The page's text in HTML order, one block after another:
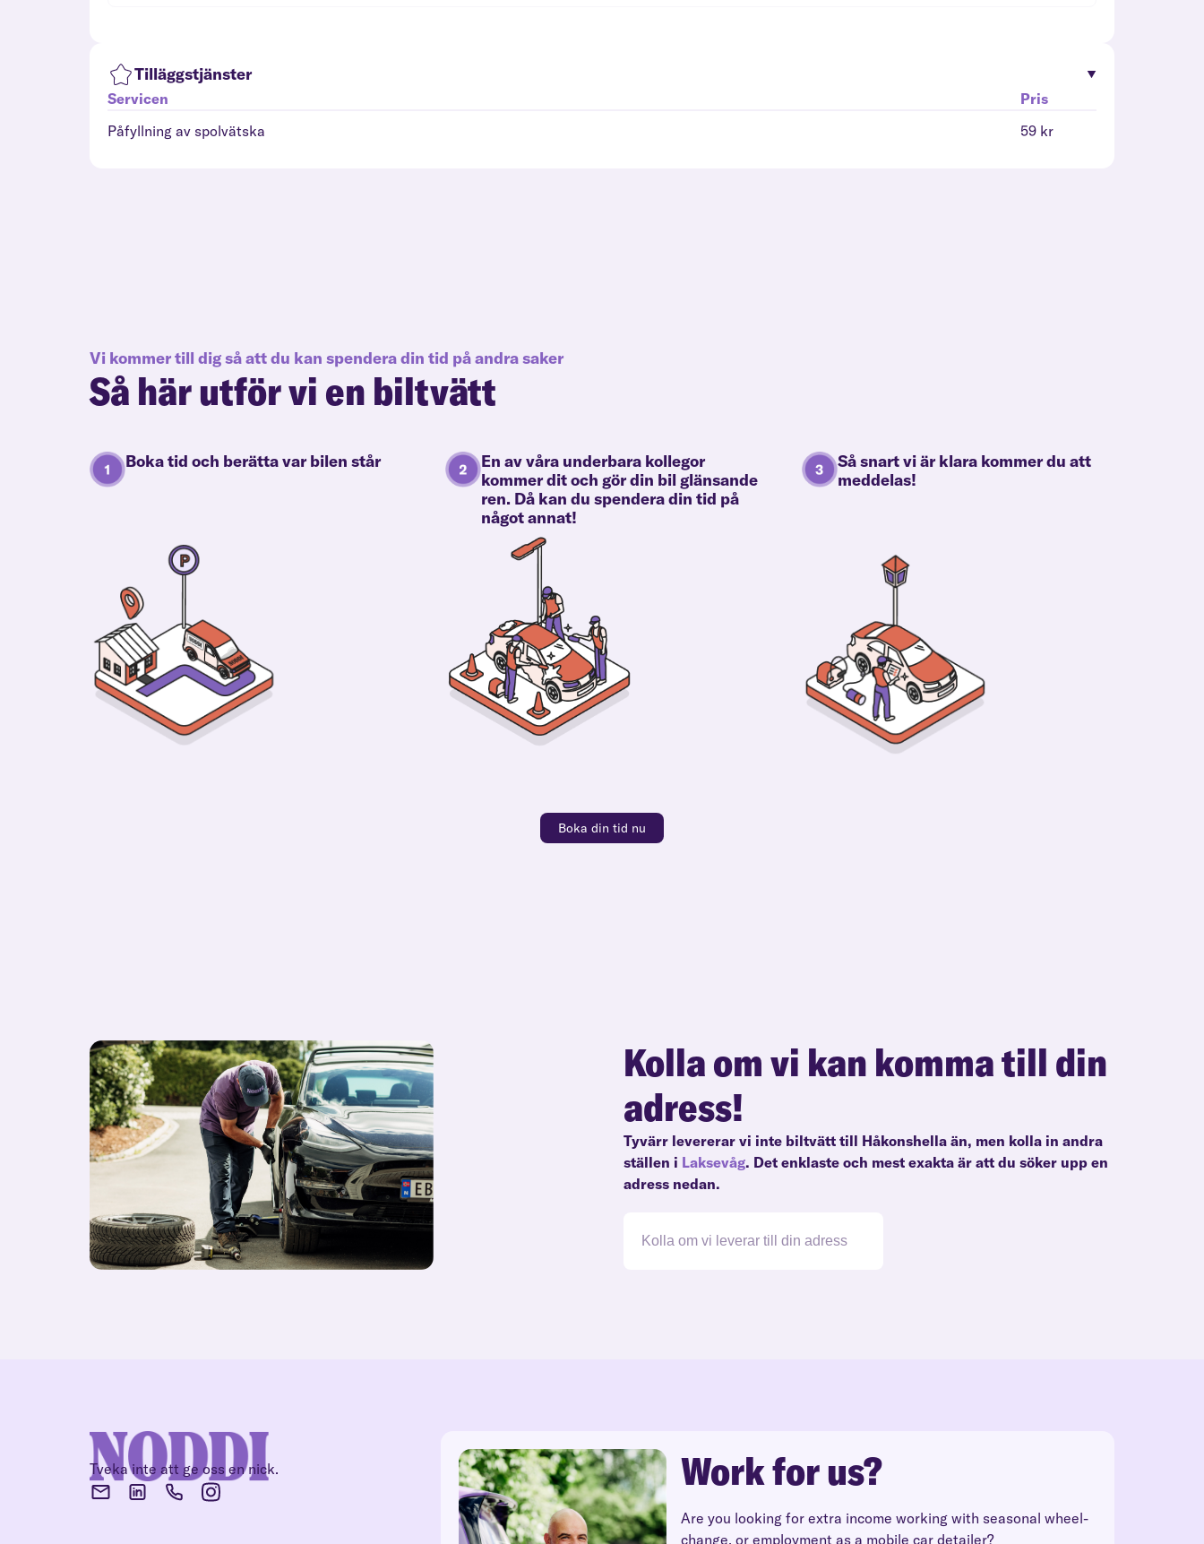
Tilläggstjänster
Servicen
Pris
Påfyllning av spolvätska
59 kr
Vi kommer till dig så att du kan spendera din tid på andra saker
Så här utför vi en biltvätt
Boka tid och berätta var bilen står
En av våra underbara kollegor
kommer dit och gör din bil glänsande
ren. Då kan du spendera din tid på
något annat!
Så snart vi är klara kommer du att
meddelas!
Boka din tid nu
Kolla om vi kan komma till din
adress!
Tyvärr levererar vi inte biltvätt till Håkonshella än, men kolla in andra
ställen i Laksevåg. Det enklaste och mest exakta är att du söker upp en
adress nedan.
Tveka inte att ge oss en nick. Work for us?
Are you looking for extra income working with seasonal wheel-
change, or employment as a mobile car detailer?